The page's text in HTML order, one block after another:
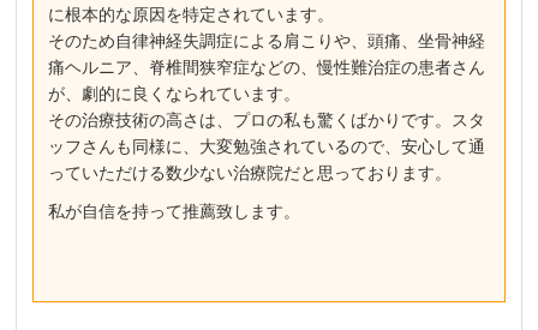
に根本的な原因を特定されています。
そのため自律神経失調症による肩こりや、頭痛、坐骨神経
痛ヘルニア、脊椎間狭窄症などの、慢性難治症の患者さん
が、劇的に良くなられています。
その治療技術の高さは、プロの私も驚くばかりです。スタ
ッフさんも同様に、大変勉強されているので、安心して通
っていただける数少ない治療院だと思っております。
私が自信を持って推薦致します。